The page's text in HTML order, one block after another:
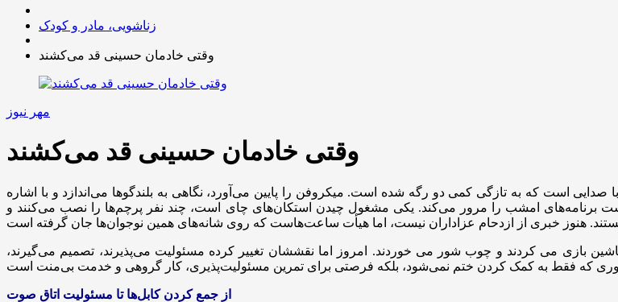
زناشویی، مادر و کودک
وقتی خادمان حسینی قد می‌کشند
مهر نیوز
وقتی خادمان حسینی قد می‌کشند
است که به تازگی کمی دو رگه شده است. میکروفن را پایین می‌آورد، نگاهی به بلندگوها می‌اندازد و با اشاره
برنامه‌های امشب را مرور می‌کند. یکی مشغول چیدن استکان‌های چای است، چند نفر پرچم‌ها را نصب می‌کنند و
بازی می کردند و چوب شور می خوردند. امروز اما نقششان تغییر کرده مسئولیت می‌پذیرند، تصمیم می‌گیرند،
از جمع کردن کابل‌ها تا مسئولیت اتاق صوت